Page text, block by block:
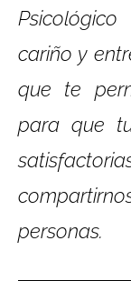
cariño y
que te
para que
personas.